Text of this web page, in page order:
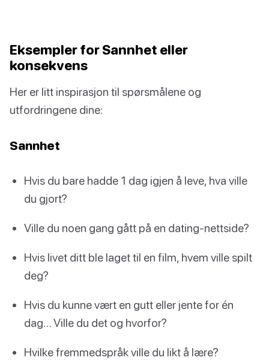
Eksempler for Sannhet eller
konsekvens
Her er litt inspirasjon til spørsmålene og
utfordringene dine:
Sannhet
Hvis du bare hadde 1 dag igjen å leve, hva ville
du gjort?
Ville du noen gang gått på en dating-nettside?
Hvis livet ditt ble laget til en film, hvem ville spilt
deg?
Hvis du kunne vært en gutt eller jente for én
dag… Ville du det og hvorfor?
Hvilke fremmedspråk ville du likt å lære?